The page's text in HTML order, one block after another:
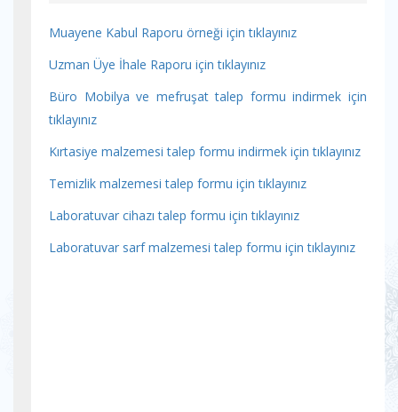
Muayene Kabul Raporu örneği için tıklayınız
Uzman Üye İhale Raporu için tıklayınız
Büro Mobilya ve mefruşat talep formu indirmek için
tıklayınız
Kırtasiye malzemesi talep formu indirmek için tıklayınız
Temizlik malzemesi talep formu için tıklayınız
Laboratuvar cihazı talep formu için tıklayınız
Laboratuvar sarf malzemesi talep formu için tıklayınız